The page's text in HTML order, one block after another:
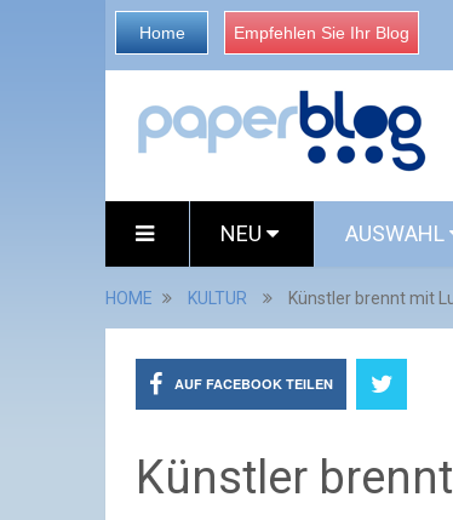
Home Empfehlen Sie Ihr Blog
NEU AUSWAHL
HOME KULTUR Künstler brennt mit
AUF FACEBOOK TEILEN
Künstler